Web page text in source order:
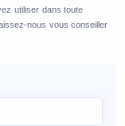
utiliser dans toute
nous vous conseiller